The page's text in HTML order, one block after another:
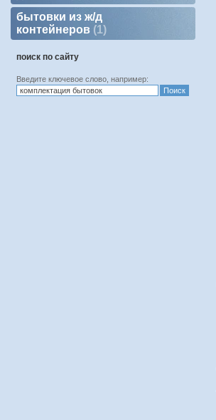
бытовки из ж/д
контейнеров
1
поиск по сайту
Введите ключевое слово, например: